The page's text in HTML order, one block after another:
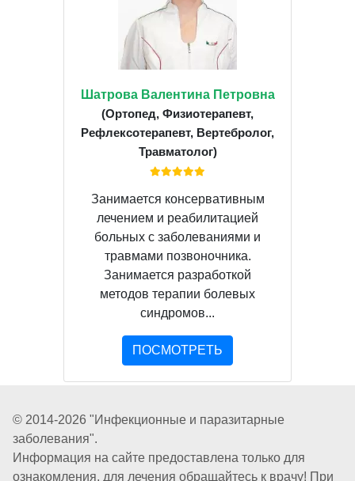
Шатрова Валентина Петровна
(Ортопед, Физиотерапевт,
Рефлексотерапевт, Вертебролог,
Травматолог)
Занимается консервативным
лечением и реабилитацией
больных с заболеваниями и
травмами позвоночника.
Занимается разработкой
методов терапии болевых
синдромов...
ПОСМОТРЕТЬ
© 2014-2026 "Инфекционные и паразитарные
заболевания".
Информация на сайте предоставлена только для
ознакомления, для лечения обращайтесь к врачу! При